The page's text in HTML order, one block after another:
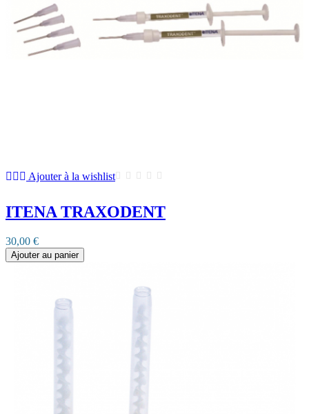
Ajouter à la wishlist
ITENA TRAXODENT
30,00 €
Ajouter au panier